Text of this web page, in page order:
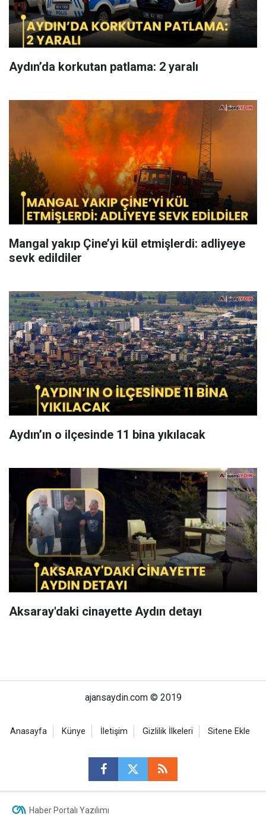
Aydın’da korkutan patlama: 2 yaralı
Mangal yakıp Çine’yi kül etmişlerdi: adliyeye
sevk edildiler
Aydın’ın o ilçesinde 11 bina yıkılacak
Aksaray'daki cinayette Aydın detayı
ajansaydin.com © 2019
Anasayfa Künye İletişim Gizlilik İlkeleri Sitene Ekle
Haber Portalı Yazılımı